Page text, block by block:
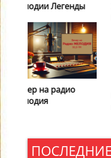
Утро на радио
Больше чем
искусство